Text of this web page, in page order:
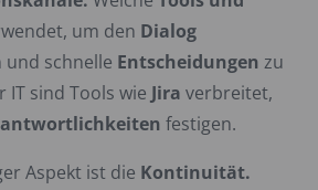
um den Dialog
schnelle Entscheidungen zu
IT sind Tools wie Jira verbreitet,
festigen.
Aspekt ist die Kontinuität.